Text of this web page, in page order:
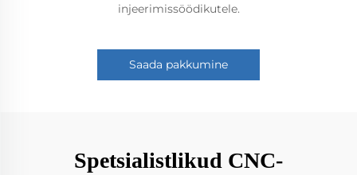
injeerimissöödikutele.
Saada pakkumine
Spetsialistlikud CNC-